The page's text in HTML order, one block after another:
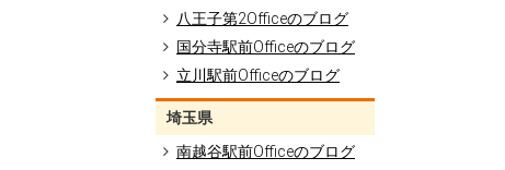
八王子第2Officeのブログ
国分寺駅前Officeのブログ
立川駅前Officeのブログ
埼玉県
南越谷駅前Officeのブログ